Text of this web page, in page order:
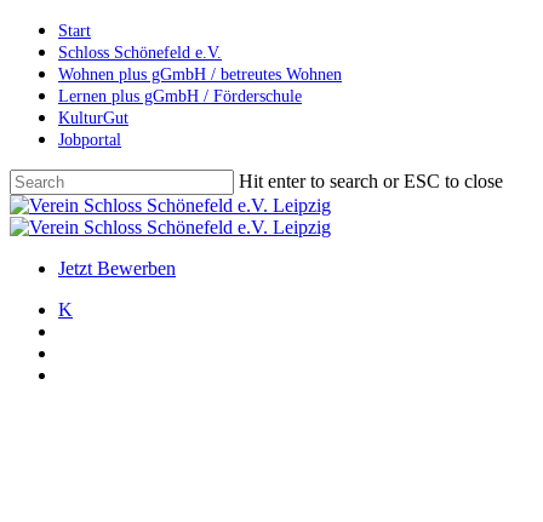
Skip
main
content
Start
Schloss Schönefeld e.V.
Wohnen plus gGmbH / betreutes Wohnen
Lernen plus gGmbH / Förderschule
KulturGut
Jobportal
Hit enter to search or ESC to close
Close
Search
search
account
Menu
Jetzt Bewerben
K